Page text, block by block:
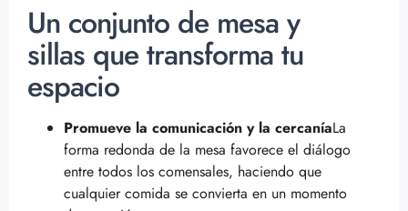
Un conjunto de mesa y
sillas que transforma tu
espacio
Promueve la comunicación y la cercaníaLa
forma redonda de la mesa favorece el diálogo
entre todos los comensales, haciendo que
cualquier comida se convierta en un momento